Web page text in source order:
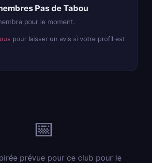
Pas de Tabou
pour le moment.
pour laisser un avis si votre profil est
📅
prévue pour ce club pour le